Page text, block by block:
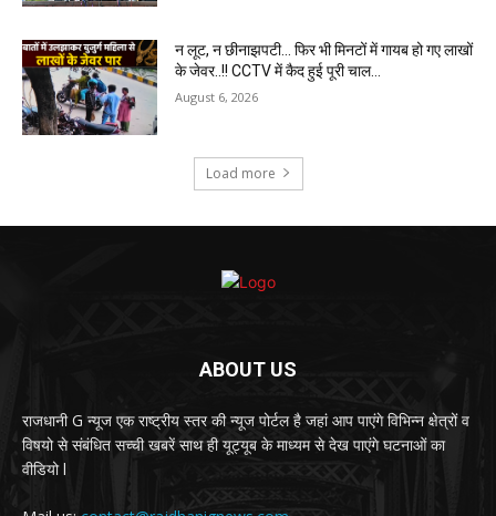
न लूट, न छीनाझपटी… फिर भी मिनटों में गायब हो गए लाखों
के जेवर..!! CCTV में कैद हुई पूरी चाल…
August 6, 2026
Load more
ABOUT US
राजधानी G न्यूज एक राष्ट्रीय स्तर की न्यूज पोर्टल है जहां आप पाएंगे विभिन्न क्षेत्रों व
विषयो से संबंधित सच्ची खबरें साथ ही यूट्यूब के माध्यम से देख पाएंगे घटनाओं का
वीडियो l